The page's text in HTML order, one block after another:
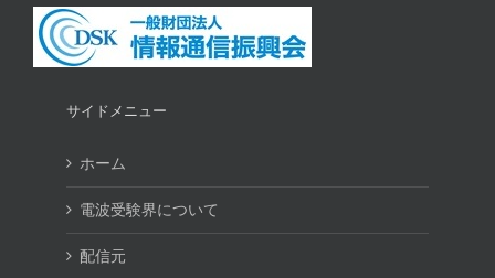
サイドメニュー
ホーム
電波受験界について
配信元